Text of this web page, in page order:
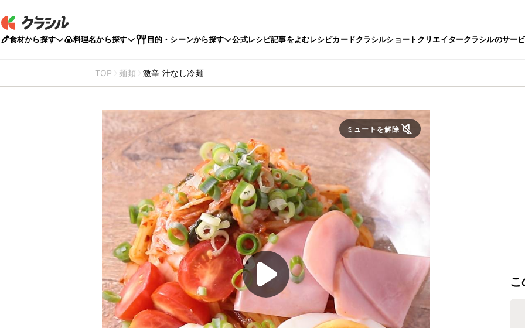
食材から探す 料理名から探す 目的・シーンから探す 公式レシピ記事をよむレシピカードクラシルショートクリエイタークラシルのサー
TOP 麺類 激辛 汁なし冷麺
ミュートを解除